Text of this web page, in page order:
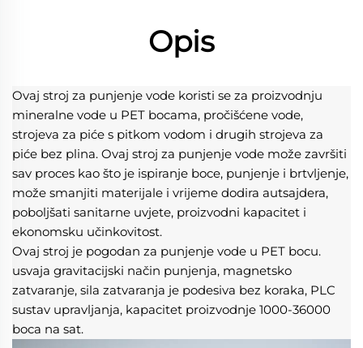
Opis
Ovaj stroj za punjenje vode koristi se za proizvodnju
mineralne vode u PET bocama, pročišćene vode,
strojeva za piće s pitkom vodom i drugih strojeva za
piće bez plina. Ovaj stroj za punjenje vode može završiti
sav proces kao što je ispiranje boce, punjenje i brtvljenje,
može smanjiti materijale i vrijeme dodira autsajdera,
poboljšati sanitarne uvjete, proizvodni kapacitet i
ekonomsku učinkovitost.
Ovaj stroj je pogodan za punjenje vode u PET bocu.
usvaja gravitacijski način punjenja, magnetsko
zatvaranje, sila zatvaranja je podesiva bez koraka, PLC
sustav upravljanja, kapacitet proizvodnje 1000-36000
boca na sat.